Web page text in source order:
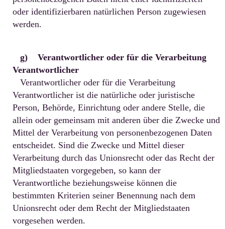
oder identifizierbaren natürlichen Person zugewiesen
werden.
g) Verantwortlicher oder für die Verarbeitung
Verantwortlicher
Verantwortlicher oder für die Verarbeitung
Verantwortlicher ist die natürliche oder juristische
Person, Behörde, Einrichtung oder andere Stelle, die
allein oder gemeinsam mit anderen über die Zwecke und
Mittel der Verarbeitung von personenbezogenen Daten
entscheidet. Sind die Zwecke und Mittel dieser
Verarbeitung durch das Unionsrecht oder das Recht der
Mitgliedstaaten vorgegeben, so kann der
Verantwortliche beziehungsweise können die
bestimmten Kriterien seiner Benennung nach dem
Unionsrecht oder dem Recht der Mitgliedstaaten
vorgesehen werden.